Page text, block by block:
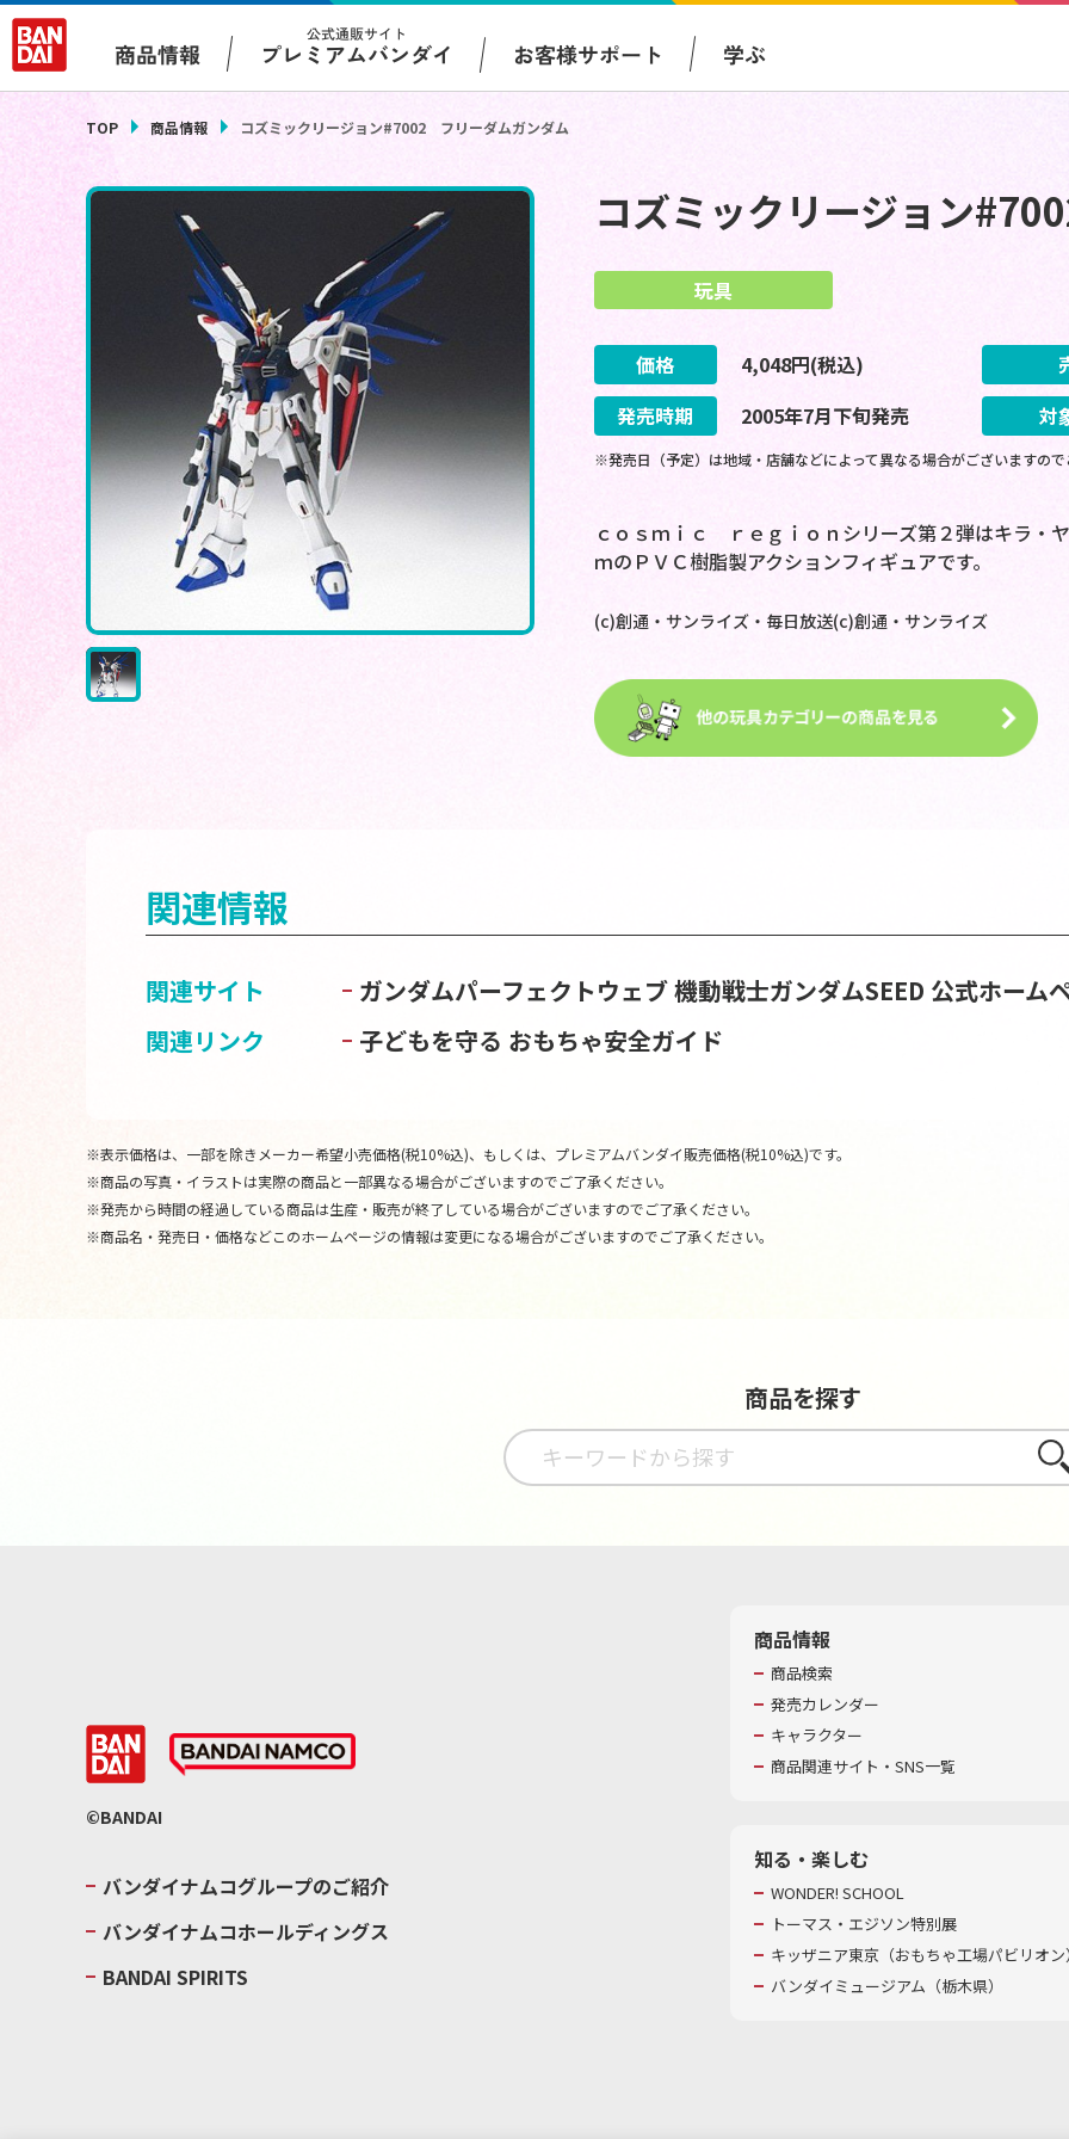
商品情報
公式通販サイト
プレミアムバンダイ お客様サポート 学ぶ
TOP 商品情報 コズミックリージョン#7002 フリーダムガンダム
コズミックリージョン
玩具
価格 4,048円(税込)
発売時期
2005年7月下旬発売 対
※発売日（予定）は地域・店舗などによって異なる場合がございますの
ｃｏｓｍｉｃ ｒｅｇｉｏｎシリーズ第２弾はキラ・
ｍのＰＶＣ樹脂製アクションフィギュアです。
(c)創通・サンライズ・毎日放送(c)創通・サンライズ
関連情報
関連サイト ガンダムパーフェクトウェブ機動戦士ガンダムSEED 公式ホーム
関連リンク
子どもを守る おもちゃ安全ガイド
※表示価格は、一部を除きメーカー希望小売価格(税10%込)、もしくは、プレミアムバンダイ販売価格(税10%込)です。
※商品の写真・イラストは実際の商品と一部異なる場合がございますのでご了承ください。
※発売から時間の経過している商品は生産・販売が終了している場合がございますのでご了承ください。
※商品名・発売日・価格などこのホームページの情報は変更になる場合がございますのでご了承ください。
商品を探す
さが
©BANDAI
バンダイナムコグループのご紹介
バンダイナムコホールディングス
BANDAI SPIRITS
商品情報
商品検索
発売カレンダー
キャラクター
商品関連サイト・SNS一覧
知る・楽しむ
WONDER! SCHOOL
トーマス・エジソン特別展
キッザニア東京（おもちゃ工場パビリオ
バンダイミュージアム（栃木県）